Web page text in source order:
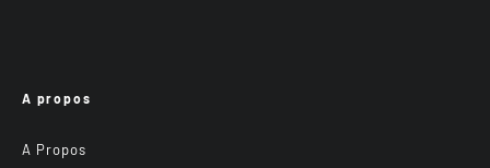
A propos
A Propos